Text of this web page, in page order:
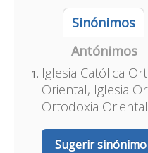
Sinónimos
Antónimos
Iglesia Católica
Oriental, Iglesia
Ortodoxia Oriental
Sugerir sinónimo